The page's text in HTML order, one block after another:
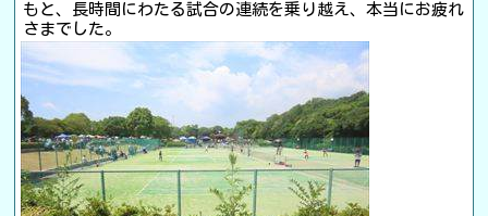
もと、長時間にわたる試合の連続を乗り越え、本当にお疲れ
さまでした。